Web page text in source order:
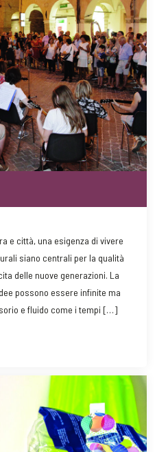
e città, una esigenza di vivere
siano centrali per la qualità
delle nuove generazioni. La
possono essere infinite ma
e fluido come i tempi […]